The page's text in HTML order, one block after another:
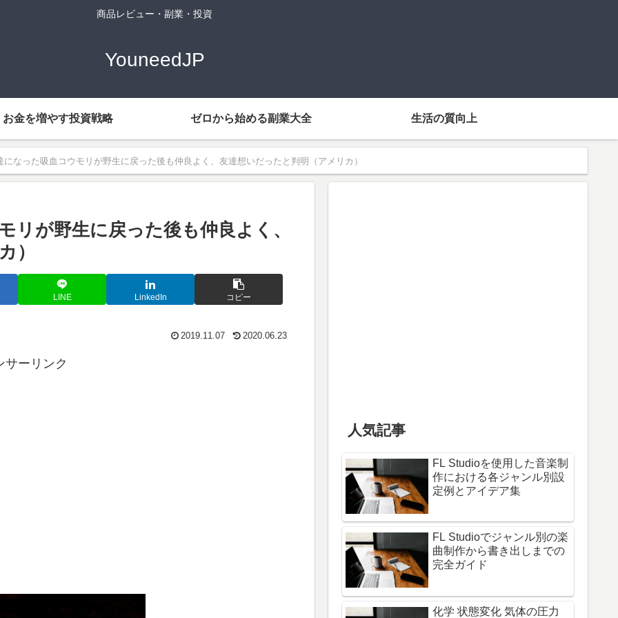
商品レビュー・副業・投資
YouneedJP
お金を増やす投資戦略 ゼロから始める副業大全 生活の質向上
になった吸血コウモリが野生に戻った後も仲良よく、友達想いだったと判明（アメリカ）
リが野生に戻った後も仲良よく、
）
LINE LinkedIn コピー
2019.11.07 2020.06.23
サーリンク
人気記事
FL Studioを使用した音楽制
作における各ジャンル別設
定例とアイデア集
FL Studioでジャンル別の楽
曲制作から書き出しまでの
完全ガイド
化学 状態変化 気体の圧力